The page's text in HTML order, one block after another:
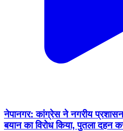
नेपानगर: कांग्रेस ने नगरीय
बयान का विरोध किया, पुतला दहन